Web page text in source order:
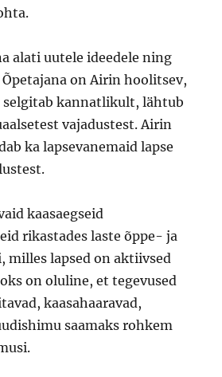
alati uutele ideedele ning
on Airin hoolitsev,
kannatlikult, lähtub
vajadustest. Airin
ka lapsevanemaid lapse
kaasaegseid
rikastades laste õppe- ja
milles lapsed on aktiivsed
on oluline, et tegevused
kaasahaaravad,
saamaks rohkem